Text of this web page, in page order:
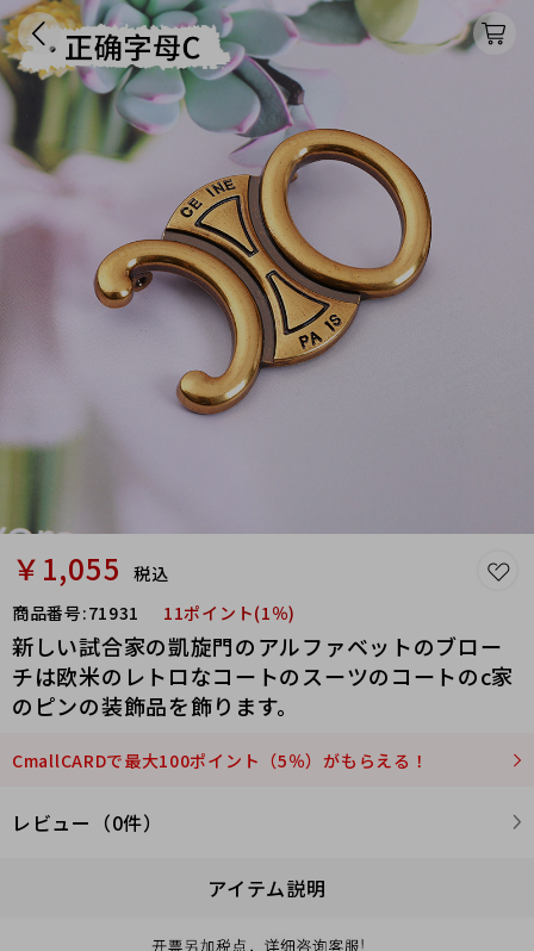
￥1,055
税込
商品番号:71931 11ポイント(1％)
新しい試合家の凱旋門のアルファベットのブロー
チは欧米のレトロなコートのスーツのコートのc家
のピンの装飾品を飾ります。
CmallCARDで最大100ポイント（5％）がもらえる！
レビュー（0件）
アイテム説明